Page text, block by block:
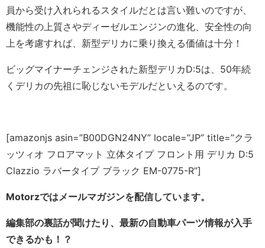
員から受け入れられるスタイルだとは言い難いのですが、
機能性の上質さやディーゼルエンジンの進化、安全性の向
上を考慮すれば、新型デリカに乗り換える価値は十分！
ビッグマイナーチェンジされた新型デリカD:5は、50年続
くデリカの先祖に恥じないモデルだといえるのです。
[amazonjs asin=”B00DGN24NY” locale=”JP” title=”クラ
ッツィオ フロアマット 立体タイプ フロント用 デリカ D:5
Clazzio ラバータイプ ブラック EM-0775-R”]
Motorzではメールマガジンを配信しています。
編集部の裏話が聞けたり、最新の自動車パーツ情報が入手
できるかも！？